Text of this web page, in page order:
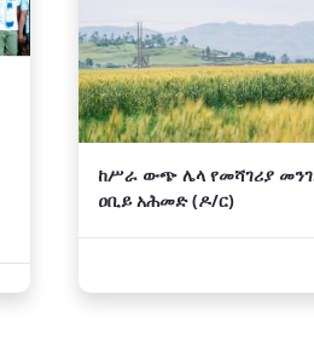
ከሥራ ውጭ ሌላ የመሻገሪያ
ዐቢይ አሕመድ (ዶ/ር)